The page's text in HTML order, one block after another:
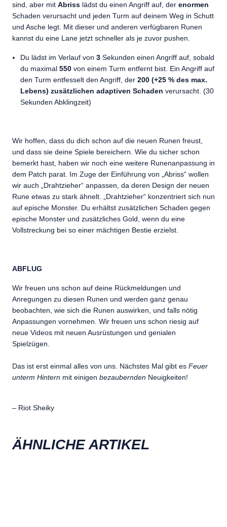
sind, aber mit Abriss lädst du einen Angriff auf, der enormen
Schaden verursacht und jeden Turm auf deinem Weg in Schutt
und Asche legt. Mit dieser und anderen verfügbaren Runen
kannst du eine Lane jetzt schneller als je zuvor pushen.
Du lädst im Verlauf von 3 Sekunden einen Angriff auf, sobald
du maximal 550 von einem Turm entfernt bist. Ein Angriff auf
den Turm entfesselt den Angriff, der 200 (+25 % des max.
Lebens) zusätzlichen adaptiven Schaden verursacht. (30
Sekunden Abklingzeit)
Wir hoffen, dass du dich schon auf die neuen Runen freust,
und dass sie deine Spiele bereichern. Wie du sicher schon
bemerkt hast, haben wir noch eine weitere Runenanpassung in
dem Patch parat. Im Zuge der Einführung von „Abriss“ wollen
wir auch „Drahtzieher“ anpassen, da deren Design der neuen
Rune etwas zu stark ähnelt. „Drahtzieher“ konzentriert sich nun
auf epische Monster. Du erhältst zusätzlichen Schaden gegen
epische Monster und zusätzliches Gold, wenn du eine
Vollstreckung bei so einer mächtigen Bestie erzielst.
ABFLUG
Wir freuen uns schon auf deine Rückmeldungen und
Anregungen zu diesen Runen und werden ganz genau
beobachten, wie sich die Runen auswirken, und falls nötig
Anpassungen vornehmen. Wir freuen uns schon riesig auf
neue Videos mit neuen Ausrüstungen und genialen
Spielzügen.
Das ist erst einmal alles von uns. Nächstes Mal gibt es Feuer
unterm Hintern mit einigen bezaubernden Neuigkeiten!
– Riot Sheiky
ÄHNLICHE ARTIKEL